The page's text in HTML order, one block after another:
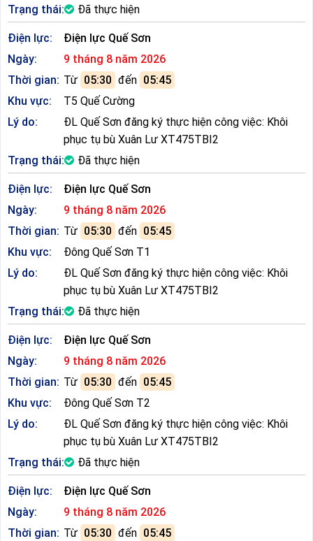
Trạng thái:
Đã thực hiện
Điện lực:
Điện lực Quế Sơn
Ngày:
9 tháng 8 năm 2026
Thời gian: Từ 05:30 đến 05:45
Khu vực:
T5 Quế Cường
Lý do:
ĐL Quế Sơn đăng ký thực hiện công việc: Khôi
phục tụ bù Xuân Lư XT475TBI2
Trạng thái:
Đã thực hiện
Điện lực:
Điện lực Quế Sơn
Ngày:
9 tháng 8 năm 2026
Thời gian: Từ 05:30 đến 05:45
Khu vực:
Đông Quế Sơn T1
Lý do:
ĐL Quế Sơn đăng ký thực hiện công việc: Khôi
phục tụ bù Xuân Lư XT475TBI2
Trạng thái:
Đã thực hiện
Điện lực:
Điện lực Quế Sơn
Ngày:
9 tháng 8 năm 2026
Thời gian: Từ 05:30 đến 05:45
Khu vực:
Đông Quế Sơn T2
Lý do:
ĐL Quế Sơn đăng ký thực hiện công việc: Khôi
phục tụ bù Xuân Lư XT475TBI2
Trạng thái:
Đã thực hiện
Điện lực:
Điện lực Quế Sơn
Ngày:
9 tháng 8 năm 2026
Thời gian: Từ 05:30 đến 05:45